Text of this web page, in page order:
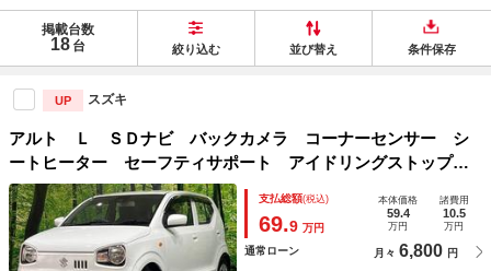
掲載台数
18 台 絞り込む 並び替え 条件保存
UP スズキ
アルト Ｌ ＳＤナビ バックカメラ コーナーセンサー シ
ートヒーター セーフティサポート アイドリングストップ
オートライト リモコンキー Ｂｌｕｅｔｏｏｔｈ ＣＤ 電
動格納ミラー パワーウィンドウ 禁煙車
支払総額(税込)
69.9 万円
本体価格
59.4
万円
諸費用
10.5
万円
通常ローン 月々 6,800 円